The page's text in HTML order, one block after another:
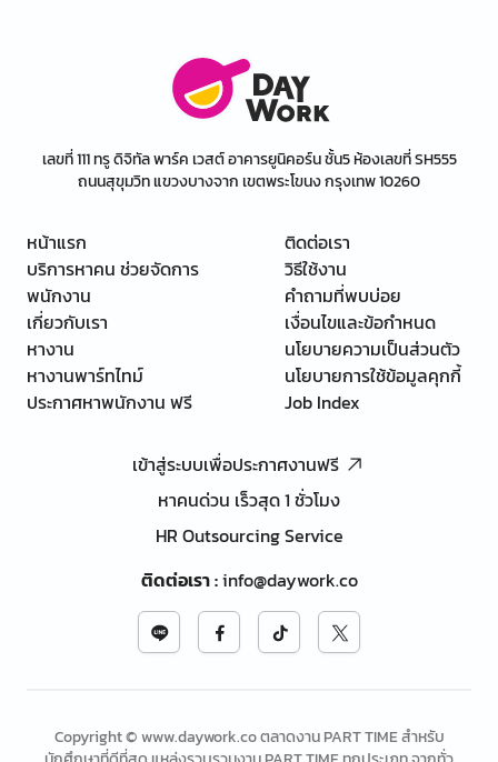
เลขที่ 111 ทรู ดิจิทัล พาร์ค เวสต์ อาคารยูนิคอร์น ชั้น5 ห้องเลขที่ SH555
ถนนสุขุมวิท แขวงบางจาก เขตพระโขนง กรุงเทพ 10260
หน้าแรก
บริการหาคน ช่วยจัดการ
พนักงาน
เกี่ยวกับเรา
หางาน
หางานพาร์ทไทม์
ประกาศหาพนักงาน ฟรี
ติดต่อเรา
วิธีใช้งาน
คำถามที่พบบ่อย
เงื่อนไขและข้อกำหนด
นโยบายความเป็นส่วนตัว
นโยบายการใช้ข้อมูลคุกกี้
Job Index
เข้าสู่ระบบเพื่อประกาศงานฟรี
หาคนด่วน เร็วสุด 1 ชั่วโมง
HR Outsourcing Service
ติดต่อเรา:info@daywork.co
Copyright © www.daywork.co ตลาดงาน PART TIME สำหรับ